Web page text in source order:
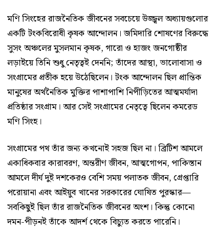
মণি সিংহের রাজনৈতিক জীবনের সবচেয়ে উজ্জ্বল অধ্যায়গুলোর
একটি টংকবিরোধী কৃষক আন্দোলন। জমিদারি শোষণের বিরুদ্ধে
সুসং অঞ্চলের মুসলমান কৃষক, গারো ও হাজং জনগোষ্ঠীর
লড়াইয়ে তিনি শুধু নেতৃত্বই দেননি; তাঁদের আস্থা, ভালোবাসা ও
সংগ্রামের প্রতীক হয়ে উঠেছিলেন। টংক আন্দোলন ছিল প্রান্তিক
মানুষের অর্থনৈতিক মুক্তির পাশাপাশি নিপীড়িতের আত্মমর্যাদা
প্রতিষ্ঠার সংগ্রাম। আর সেই সংগ্রামের নেতৃত্বে ছিলেন কমরেড
মণি সিংহ।
সংগ্রামের পথ তাঁর জন্য কখনোই সহজ ছিল না। ব্রিটিশ আমলে
একাধিকবার কারাবরণ, অন্তরীণ জীবন, আত্মগোপন, পাকিস্তান
আমলে দীর্ঘ দুই দশকেরও বেশি সময় পলাতক জীবন, গ্রেপ্তারি
পরোয়ানা এবং আইয়ুব খানের সরকারের ঘোষিত পুরস্কার—
সবকিছুই ছিল তাঁর রাজনৈতিক জীবনের অংশ। কিন্তু কোনো
দমন-পীড়নই তাঁকে আদর্শ থেকে বিচ্যুত করতে পারেনি।